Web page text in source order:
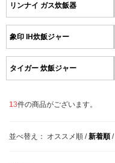
リンナイ ガス炊飯器
象印 IH炊飯ジャー
タイガー 炊飯ジャー
13件の商品がございます。
並べ替え： オススメ順 /新着順 /